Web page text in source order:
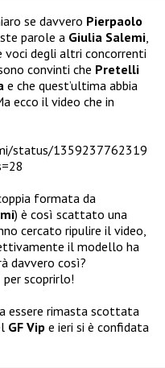
se davvero Pierpaolo
parole a Giulia Salemi,
degli altri concorrenti
convinti che Pretelli
e che quest’ultima abbia
ecco il video che in
status/1359237762319
formata da
) è così scattato una
cercato ripulire il video,
il modello ha
davvero così?
scoprirlo!
essere rimasta scottata
GF Vip e ieri si è confidata